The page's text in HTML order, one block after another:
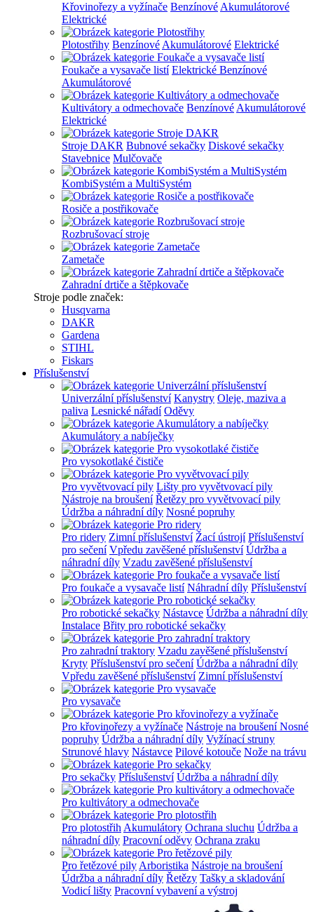
Křovinořezy a vyžínače Benzínové Akumulátorové
Elektrické
Plotostřihy Benzínové Akumulátorové Elektrické
Foukače a vysavače listí Elektrické Benzínové
Akumulátorové
Kultivátory a odmechovače Benzínové Akumulátorové
Elektrické
Stroje DAKR Bubnové sekačky Diskové sekačky
Stavebnice Mulčovače
KombiSystém a MultiSystém
Rosiče a postřikovače
Rozbrušovací stroje
Zametače
Zahradní drtiče a štěpkovače
Stroje podle značek:
Husqvarna
DAKR
Gardena
STIHL
Fiskars
Příslušenství
Univerzální příslušenství Kanystry Oleje, maziva a
paliva Lesnické nářadí Oděvy
Akumulátory a nabíječky
Pro vysokotlaké čističe
Pro vyvětvovací pily Lišty pro vyvětvovací pily
Nástroje na broušení Řetězy pro vyvětvovací pily
Údržba a náhradní díly Nosné popruhy
Pro ridery Zimní příslušenství Žací ústrojí Příslušenství
pro sečení Vpředu zavěšené příslušenství Údržba a
náhradní díly Vzadu zavěšené příslušenství
Pro foukače a vysavače listí Náhradní díly Příslušenství
Pro robotické sekačky Nástavce Údržba a náhradní díly
Instalace Břity pro robotické sekačky
Pro zahradní traktory Vzadu zavěšené příslušenství
Kryty Příslušenství pro sečení Údržba a náhradní díly
Vpředu zavěšené příslušenství Zimní příslušenství
Pro vysavače
Pro křovinořezy a vyžínače Nástroje na broušeníNosné
popruhy Údržba a náhradní díly Vyžínací struny
Strunové hlavy Nástavce Pilové kotouče Nože na trávu
Pro sekačky Příslušenství Údržba a náhradní díly
Pro kultivátory a odmechovače
Pro plotostřih Akumulátory Ochrana sluchu Údržba a
náhradní díly Pracovní oděvy Ochrana zraku
Pro řetězové pily Arboristika Nástroje na broušení
Údržba a náhradní díly Řetězy Tašky a skladování
Vodicí lišty Pracovní vybavení a výstroj